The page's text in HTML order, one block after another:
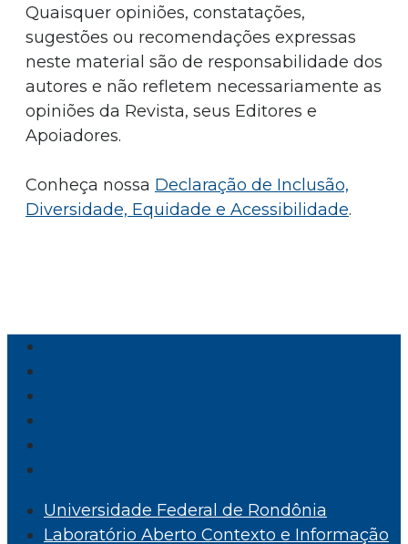
Quaisquer opiniões, constatações,
sugestões ou recomendações expressas
neste material são de responsabilidade dos
autores e não refletem necessariamente as
opiniões da Revista, seus Editores e
Apoiadores.
Conheça nossa Declaração de Inclusão,
Diversidade, Equidade e Acessibilidade.
Universidade Federal de Rondônia
Laboratório Aberto Contexto e Informação